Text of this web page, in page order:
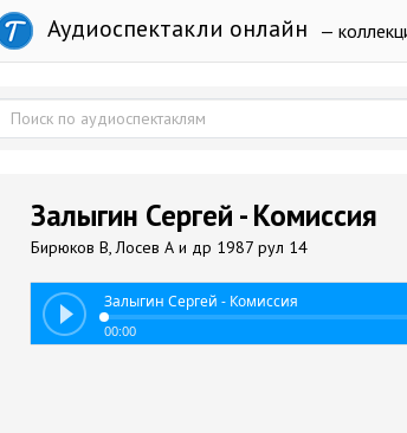
Аудиоспектакли онлайн —
Залыгин Сергей - Комиссия
Бирюков В, Лосев А и др 1987 рул 14
Залыгин Сергей - Комиссия
00:00